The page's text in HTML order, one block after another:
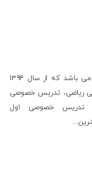
می باشد که از سال ۱۳۹۴
ریاضی، تدریس خصوصی
تدریس خصوصی اول